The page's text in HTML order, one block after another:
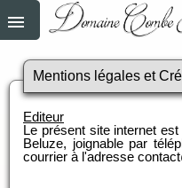
Mentions légales et
Editeur
Le présent site internet est édité par Le Domaine de Combe
Beluze, joignable par
courrier à l'adresse